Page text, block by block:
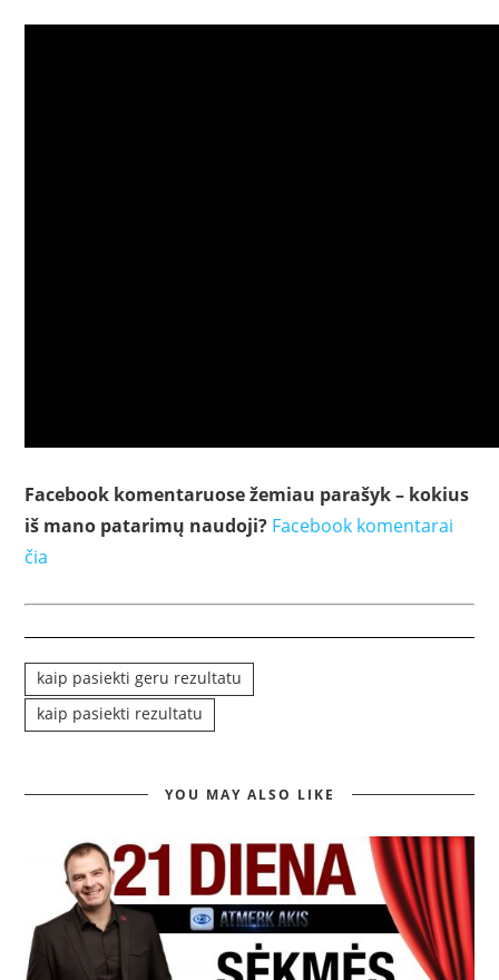
Facebook komentaruose žemiau parašyk – kokius
iš mano patarimų naudoji? Facebook komentarai
čia
kaip pasiekti geru rezultatu
kaip pasiekti rezultatu
YOU MAY ALSO LIKE